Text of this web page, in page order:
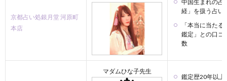
京都占い処銀月堂 河原町
本店
中国生まれの占
経」を扱う占い
「本当に当たる
鑑定」との口コ
数
マダムひな子先生
鑑定歴20年以上